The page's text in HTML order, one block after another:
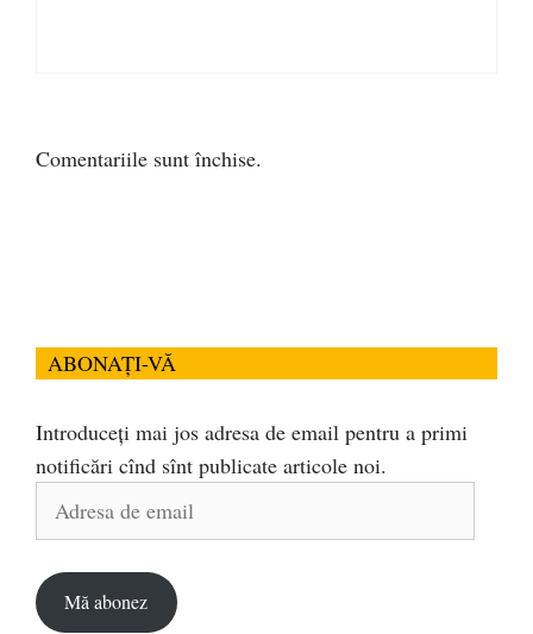
Comentariile sunt închise.
ABONAȚI-VĂ
Introduceți mai jos adresa de email pentru a primi
notificări cînd sînt publicate articole noi.
Mă abonez